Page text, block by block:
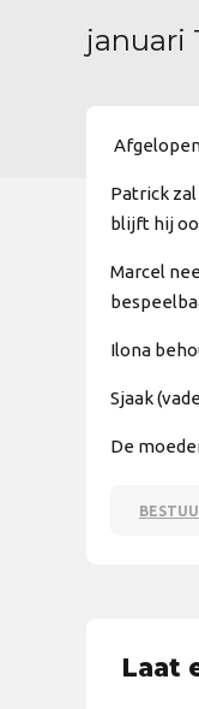
januari
Patrick
blijft hij
Marcel
Ilona
Sjaak
De
Laat